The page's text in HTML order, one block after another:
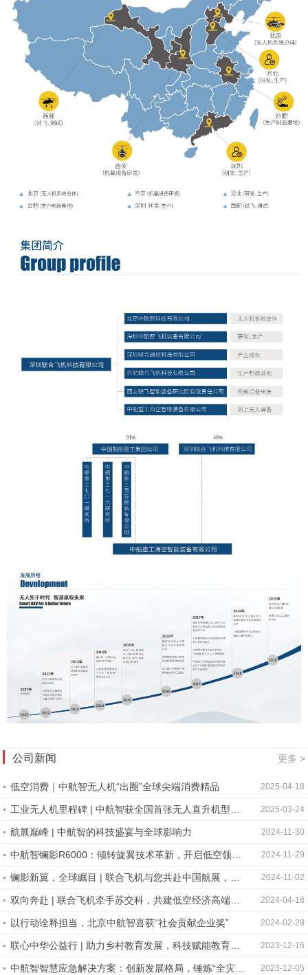
公司新闻 更多 >
低空消费｜中航智无人机“出圈”全球尖端消费精品 2025-04-18
工业无人机里程碑 | 中航智获全国首张无人直升机型号
合格证
2025-03-24
航展巅峰 | 中航智的科技盛宴与全球影响力 2024-11-30
中航智镧影R6000：倾转旋翼技术革新，开启低空领域
新纪元
2024-11-29
镧影新翼，全球瞩目 | 联合飞机与您共赴中国航展，共
鉴非凡！
2024-11-02
双向奔赴 | 联合飞机牵手苏交科，共建低空经济高端智
库型科技企业！
2024-04-18
以行动诠释担当，北京中航智喜获“社会贡献企业奖” 2024-02-28
联心中华公益行 | 助力乡村教育发展，科技赋能教育强
国
2023-12-16
中航智智慧应急解决方案：创新发展格局，锤炼“全灾 2023-12-05